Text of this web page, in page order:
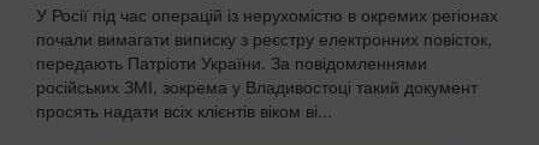
У Росії під час операцій із нерухомістю в окремих регіонах
почали вимагати виписку з реєстру електронних повісток,
передають Патріоти України. За повідомленнями
російських ЗМІ, зокрема у Владивостоці такий документ
просять надати всіх клієнтів віком ві...